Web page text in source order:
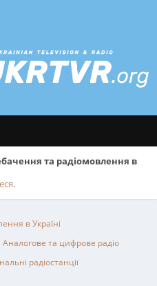
та радіомовлення в
.
в Україні
Аналогове та цифрове радіо
радіостанції